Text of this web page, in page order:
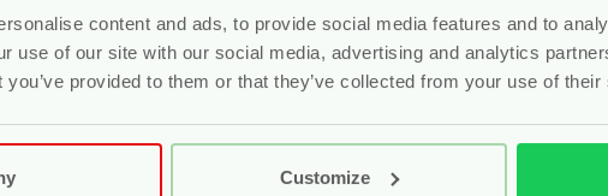
content and ads, to provide social media features and to
use of our site with our social media, advertising and analytics
you’ve provided to them or that they’ve collected from your use of
Customize
Gaasjes – Hydrofiel Katoen – 10 Stuks – Heka” te beoordelen